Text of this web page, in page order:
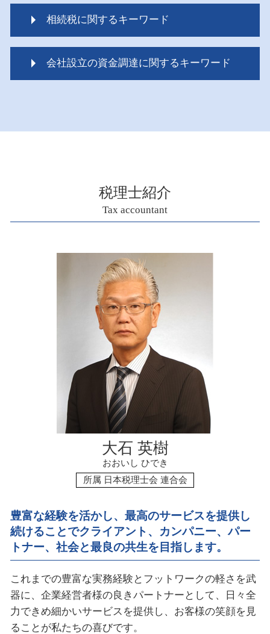
相続税に関するキーワード
相続税 いくらから払う
相続税 遺留分
相続税 いくらから
相続税 いくらからかかるの
相続税 税金
相続税 いくらから 生前贈与
相続税 税務調査 ペナルティ
相続税 ポイント
相続税 税務調査 どこまで調べる
マンション 相続税評価額
相続税 いくらから 配偶者
会社設立の資金調達に関するキーワード
資金調達 方法 法人
ものづくり補助金 対象
小規模事業者持続化補助金 創業枠
会社設立 税理士 メリット
スタートアップ 資金調達 方法
資金調達 タイミング
資金調達 スタートアップ
会社設立 税理士 相談
税理士紹介
Tax accountant
大石 英樹
おおいし ひでき
所属 日本税理士会 連合会
豊富な経験を活かし、最高のサービスを提供し
続けることでクライアント、カンパニー、パー
トナー、社会と最良の共生を目指します。
これまでの豊富な実務経験とフットワークの軽さを武
器に、企業経営者様の良きパートナーとして、日々全
力できめ細かいサービスを提供し、お客様の笑顔を見
ることが私たちの喜びです。